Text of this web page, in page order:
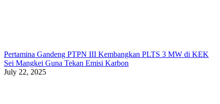
Pertamina Gandeng PTPN III Kembangkan PLTS 3 MW di KEK
Sei Mangkei Guna Tekan Emisi Karbon
July 22, 2025